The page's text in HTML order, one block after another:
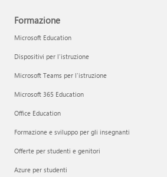
Formazione
Microsoft Education
Dispositivi per l'istruzione
Microsoft Teams per l'istruzione
Microsoft 365 Education
Office Education
Formazione e sviluppo per gli insegnanti
Offerte per studenti e genitori
Azure per studenti